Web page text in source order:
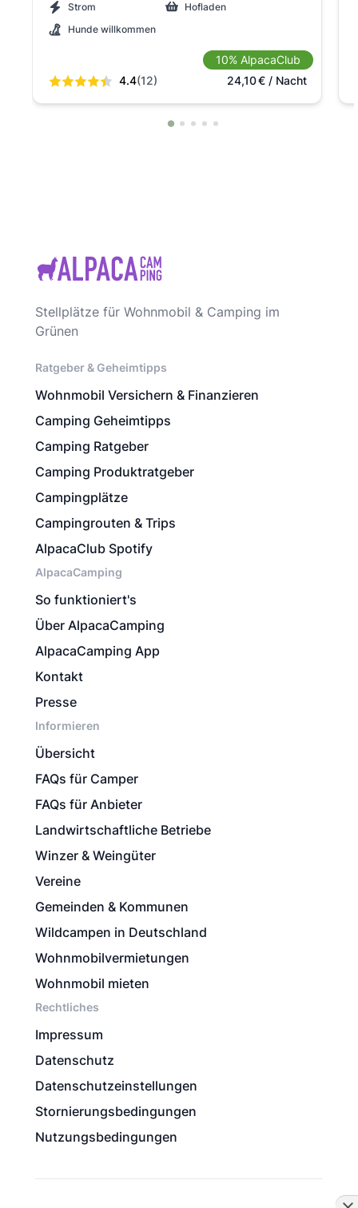
Strom
Hofladen
Hunde willkommen
4.4(12)
10% AlpacaClub
24,10€/ Nacht
Stellplätze für Wohnmobil & Camping im
Grünen
Ratgeber & Geheimtipps
Wohnmobil Versichern & Finanzieren
Camping Geheimtipps
Camping Ratgeber
Camping Produktratgeber
Campingplätze
Campingrouten & Trips
AlpacaClub Spotify
AlpacaCamping
So funktioniert's
Über AlpacaCamping
AlpacaCamping App
Kontakt
Presse
Informieren
Übersicht
FAQs für Camper
FAQs für Anbieter
Landwirtschaftliche Betriebe
Winzer & Weingüter
Vereine
Gemeinden & Kommunen
Wildcampen in Deutschland
Wohnmobilvermietungen
Wohnmobil mieten
Rechtliches
Impressum
Datenschutz
Datenschutzeinstellungen
Stornierungsbedingungen
Nutzungsbedingungen